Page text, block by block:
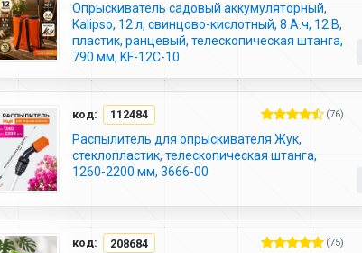
Опрыскиватель садовый аккумуляторный,
Kalipso, 12 л, свинцово-кислотный, 8 А.ч, 12 В,
пластик, ранцевый, телескопическая штанга,
790 мм, KF-12C-10
код: 112484 (76)
Распылитель для опрыскивателя Жук,
стеклопластик, телескопическая штанга,
1260-2200 мм, 3666-00
код: 208684 (75)